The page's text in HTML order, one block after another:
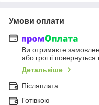
Умови оплати
Ви отримаєте
або гроші повернуться
Детальніше
Післяплата
Готівкою